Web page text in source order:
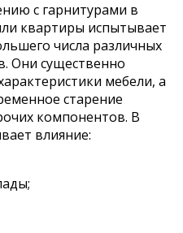
с гарнитурами в
квартиры испытывает
числа различных
Они существенно
мебели, а
старение
компонентов. В
влияние: